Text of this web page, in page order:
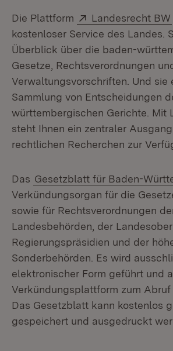
Die Plattform Extern:
Landesrecht BW
kostenloser Service des Landes.
Überblick über die baden-
Gesetze, Rechtsverordnungen
Verwaltungsvorschriften. Und sie
Sammlung von Entscheidungen
württembergischen Gerichte. Mit
steht Ihnen ein zentraler
rechtlichen Recherchen zur
Das Gesetzblatt für Baden-
Verkündungsorgan für die
sowie für Rechtsverordnungen
Landesbehörden, der
Regierungspräsidien und der
Sonderbehörden. Es wird
elektronischer Form geführt und
Verkündungsplattform zum
Das Gesetzblatt kann kostenlos
gespeichert und ausgedruckt